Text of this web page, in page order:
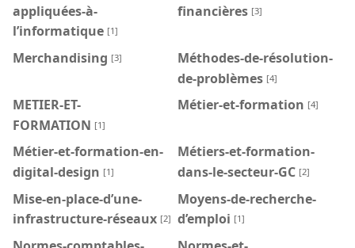
appliquées-à-
l’informatique [1]
financières [3]
Merchandising [3]
Méthodes-de-résolution-
de-problèmes [4]
METIER-ET-
FORMATION [1]
Métier-et-formation [4]
Métier-et-formation-en-
digital-design [1]
Métiers-et-formation-
dans-le-secteur-GC [2]
Mise-en-place-d’une-
infrastructure-réseaux [2]
Moyens-de-recherche-
d’emploi [1]